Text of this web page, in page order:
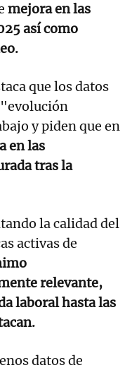
mejora en las
así como
que los datos
"evolución
y piden que en
en las
tras la
la calidad del
activas de
relevante,
laboral hasta las
datos de